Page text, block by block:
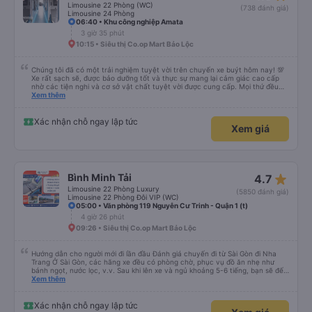
Limousine 22 Phòng (WC)
Limousine 24 Phòng
(738 đánh giá)
06:40 • Khu công nghiệp Amata
3 giờ 35 phút
10:15 • Siêu thị Co.op Mart Bảo Lộc
Chúng tôi đã có một trải nghiệm tuyệt vời trên chuyến xe buýt hôm nay! 💯
Xe rất sạch sẽ, được bảo dưỡng tốt và thực sự mang lại cảm giác cao cấp
nhờ các tiện nghi và cơ sở vật chất tuyệt vời được cung cấp. Mọi thứ đều
thoải mái và ngăn nắp. Nhân viên và tài xế rất tốt bụng, hữu ích và chu đáo,
đối với tôi và gia đình. Chúng tôi rất vui và hài lòng từ đầu đến cuối. Rất đáng
giới thiệu! 💛 Về ứng dụng, nó rất dễ sử dụng, thân thiện với người dùng và
tiện lợi khi đặt chuyến đi của chúng tôi. Mọi thứ đều diễn ra suôn sẻ!
Xem thêm
Xác nhận chỗ ngay lập tức
Xem giá
Bình Minh Tải
Limousine 22 Phòng Luxury
Limousine 22 Phòng Đôi VIP (WC)
4.7 star_rate
(5850 đánh giá)
05:00 • Văn phòng 119 Nguyễn Cư Trinh - Quận 1 (t)
4 giờ 26 phút
09:26 • Siêu thị Co.op Mart Bảo Lộc
Hướng dẫn cho người mới đi lần đầu Đánh giá chuyến đi từ Sài Gòn đi Nha
Trang Ở Sài Gòn, các hãng xe đều có phòng chờ, phục vụ đồ ăn nhẹ như
bánh ngọt, nước lọc, v.v. Sau khi lên xe và ngủ khoảng 5-6 tiếng, bạn sẽ đến
Nha Trang. Ở Nha Trang, các hãng xe có dịch vụ đưa đón miễn phí, tuy
(nên dùng Google Translate và đưa cho họ đọc) để được hỗ trợ tìm xe đưa
Xem thêm
Xác nhận chỗ ngay lập tức